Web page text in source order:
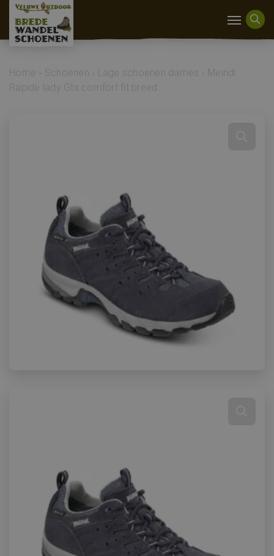
Home Schoenen Lage schoenen dames
Meindl
Rapide lady Gtx comfort fit breed